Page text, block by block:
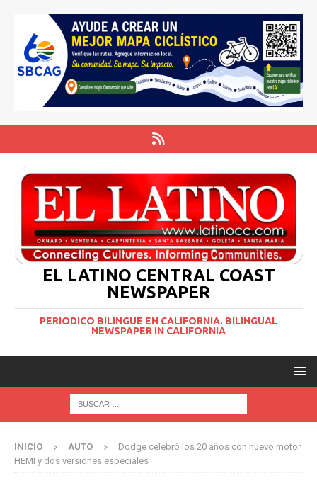
EL LATINO CENTRAL COAST
NEWSPAPER
PERIODICO BILINGUE EN CALIFORNIA. BILINGUAL
NEWSPAPER IN CALIFORNIA
INICIO AUTO
Dodge celebró los 20 años con nuevo motor
HEMI y dos versiones especiales